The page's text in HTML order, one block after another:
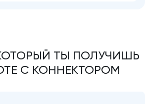
ТЫ ПОЛУЧИШЬ
С КОННЕКТОРОМ